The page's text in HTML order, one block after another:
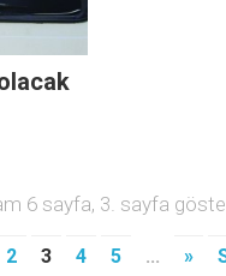
6 sayfa, 3. sayfa
2 3 4 5 ... »